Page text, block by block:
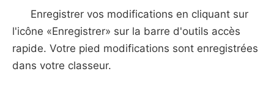
Enregistrer vos modifications en cliquant sur
l'icône «Enregistrer» sur la barre d'outils accès
rapide. Votre pied modifications sont enregistrées
dans votre classeur.